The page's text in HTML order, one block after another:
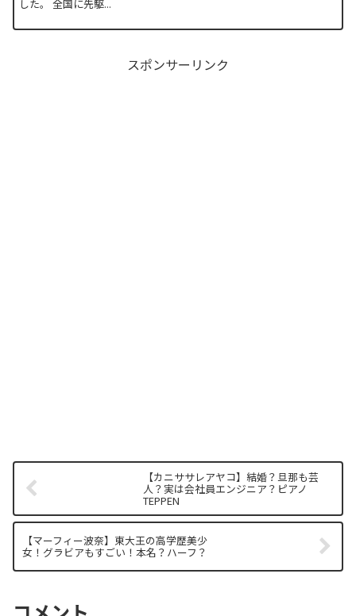
した。 全国に先駆...
スポンサーリンク
【カニササレアヤコ】結婚？旦那も芸
人？実は会社員エンジニア？ピアノ
TEPPEN
【マーフィー波奈】東大王の高学歴美少
女！グラビアもすごい！本名？ハーフ？